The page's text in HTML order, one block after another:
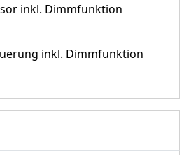
inkl. Dimmfunktion
inkl. Dimmfunktion